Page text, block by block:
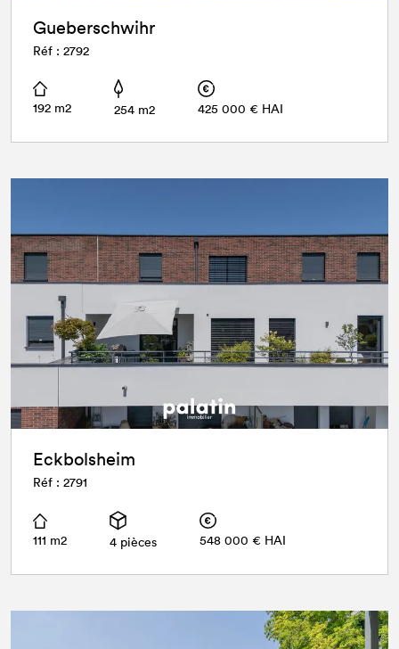
Gueberschwihr
Réf : 2792
192 m2 254 m2 425 000 € HAI
Eckbolsheim
Réf : 2791
111 m2 4 pièces 548 000 € HAI